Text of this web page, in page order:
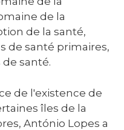
de la
de la santé,
de santé primaires,
santé.
de l'existence de
îles de la
António Lopes a